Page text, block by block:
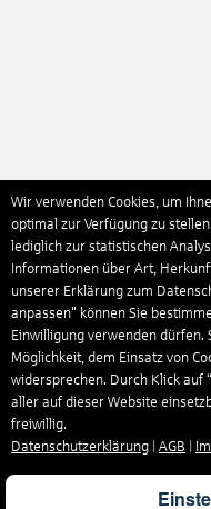
Wir verwenden Cookies, um
optimal zur Verfügung zu
lediglich zur statistischen
Informationen über Art,
unserer Erklärung zum
anpassen" können Sie
Einwilligung verwenden
Möglichkeit, dem Einsatz von
widersprechen. Durch Klick auf
aller auf dieser Website
freiwillig.
Datenschutzerklärung
AGB